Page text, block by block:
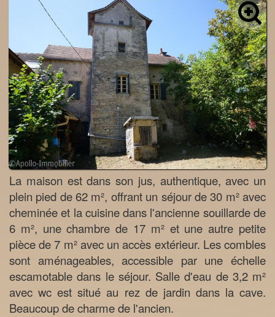
La maison est dans son jus, authentique, avec un
plein pied de 62 m², offrant un séjour de 30 m² avec
cheminée et la cuisine dans l'ancienne souillarde de
6 m², une chambre de 17 m² et une autre petite
pièce de 7 m² avec un accès extérieur. Les combles
sont aménageables, accessible par une échelle
escamotable dans le séjour. Salle d'eau de 3,2 m²
avec wc est situé au rez de jardin dans la cave.
Beaucoup de charme de l'ancien.